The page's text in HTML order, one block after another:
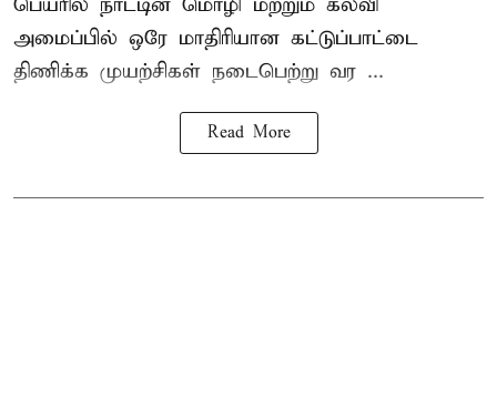
பெயரில் நாட்டின் மொழி மற்றும் கல்வி
அமைப்பில் ஒரே மாதிரியான கட்டுப்பாட்டை
திணிக்க முயற்சிகள் நடைபெற்று வர ...
Read More